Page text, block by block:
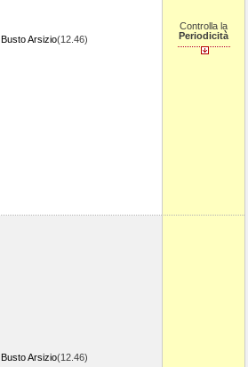
Busto Arsizio(12.46)
Controlla la
Periodicità
Busto Arsizio(12.46)